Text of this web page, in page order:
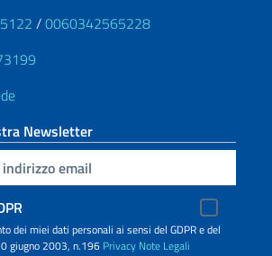
/0060342565228
Newsletter
dei miei dati personali ai sensi del GDPR e del
giugno 2003, n.196 Privacy Note Legali